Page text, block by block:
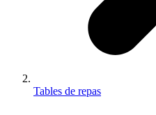
Tables de repas